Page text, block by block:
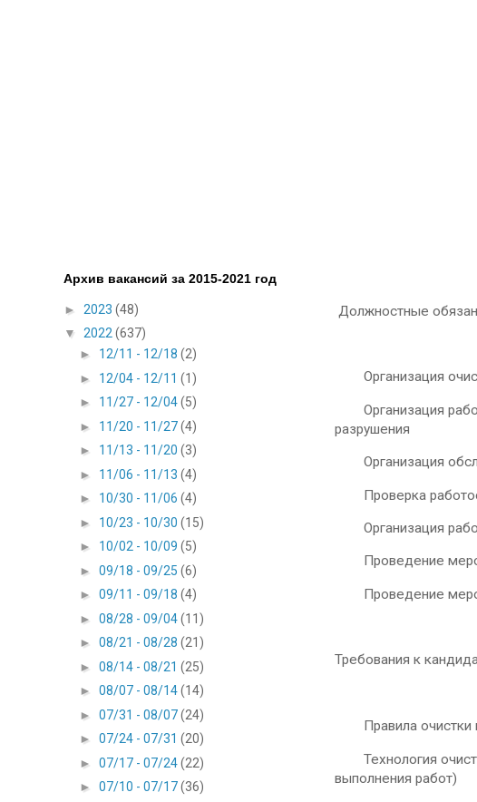
Должностные
Организация
Организация
разрушения
Организация
Проверка
Организация
Проведение
Проведение
Требования к
Правила очистки
Технология
выполнения работ)
Архив вакансий за 2015-2021 год
► 2023 (48)
▼ 2022 (637)
► 12/11 - 12/18 (2)
► 12/04 - 12/11 (1)
► 11/27 - 12/04(5)
► 11/20 - 11/27(4)
► 11/13 - 11/20 (3)
► 11/06 - 11/13 (4)
► 10/30 - 11/06 (4)
► 10/23 - 10/30 (15)
► 10/02 - 10/09 (5)
► 09/18 - 09/25 (6)
► 09/11 - 09/18 (4)
► 08/28 - 09/04(11)
► 08/21 - 08/28 (21)
► 08/14 - 08/21 (25)
► 08/07 - 08/14(14)
► 07/31 - 08/07(24)
► 07/24 - 07/31 (20)
► 07/17 - 07/24(22)
► 07/10 - 07/17(36)